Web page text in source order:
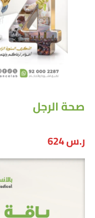
صحة الرجل
ر.س